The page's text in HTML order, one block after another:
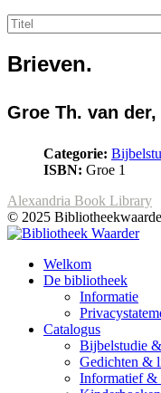
Brieven.
Groe Th. van der,
Categorie:
ISBN: Groe 1
Alexandria Book Library
© 2025
Welkom
De bibliotheek
Informatie
Catalogus
Bijbelstudie
Gedichten &
Informatief &